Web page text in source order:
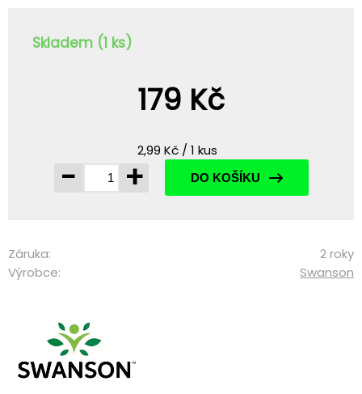
Skladem (1 ks)
179 Kč
2,99 Kč / 1 kus
- + DO KOŠÍKU
Záruka:
2 roky
Výrobce:
Swanson